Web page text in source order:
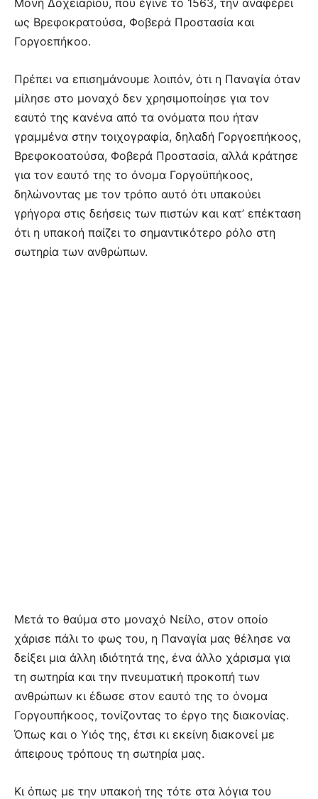
ως Βρεφοκρατούσα, Φοβερά Προστασία και
Γοργοεπήκοο.
Πρέπει να επισημάνουμε λοιπόν, ότι η Παναγία όταν
μίλησε στο μοναχό δεν χρησιμοποίησε για τον
εαυτό της κανένα από τα ονόματα που ήταν
γραμμένα στην τοιχογραφία, δηλαδή Γοργοεπήκοος,
Βρεφοκοατούσα, Φοβερά Προστασία, αλλά κράτησε
για τον εαυτό της το όνομα Γοργοϋπήκοος,
δηλώνοντας με τον τρόπο αυτό ότι υπακούει
γρήγορα στις δεήσεις των πιστών και κατ’ επέκταση
ότι η υπακοή παίζει το σημαντικότερο ρόλο στη
σωτηρία των ανθρώπων.
Μετά το θαύμα στο μοναχό Νείλο, στον οποίο
χάρισε πάλι το φως του, η Παναγία μας θέλησε να
δείξει μια άλλη ιδιότητά της, ένα άλλο χάρισμα για
τη σωτηρία και την πνευματική προκοπή των
ανθρώπων κι έδωσε στον εαυτό της το όνομα
Γοργουπήκοος, τονίζοντας το έργο της διακονίας.
Όπως και ο Υιός της, έτσι κι εκείνη διακονεί με
άπειρους τρόπους τη σωτηρία μας.
Κι όπως με την υπακοή της τότε στα λόγια του